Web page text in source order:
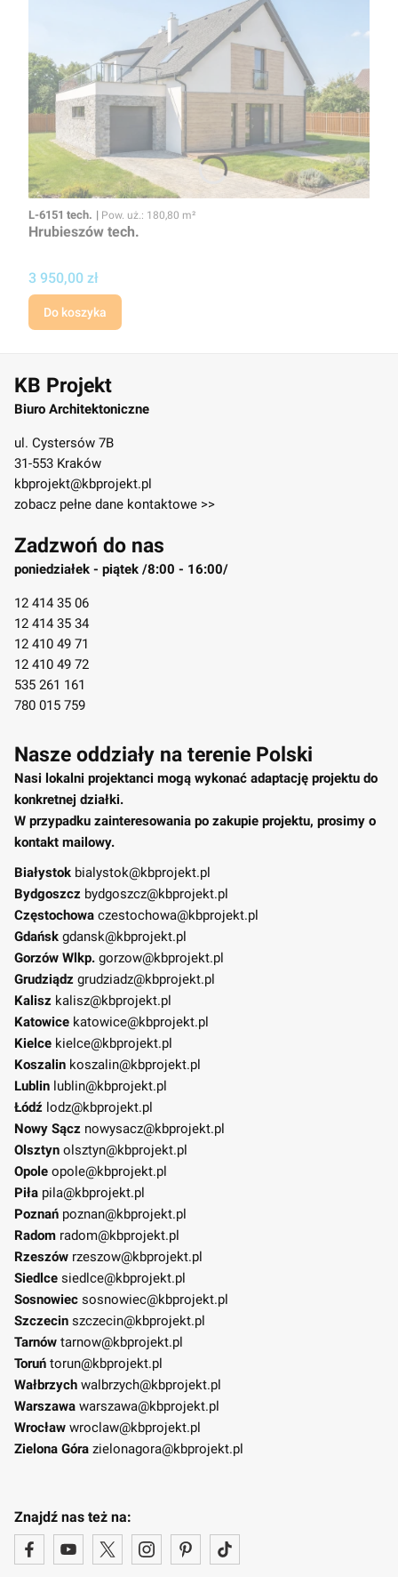
Kod
L-6151 tech. Powierzchnia użytkowa
Pow. uż.: 180,80 m²
Hrubieszów tech.
Cena
3 950,00 zł
Do koszyka
KB Projekt
Biuro Architektoniczne
ul. Cystersów 7B
31-553 Kraków
kbprojekt@kbprojekt.pl
zobacz pełne dane kontaktowe >>
Zadzwoń do nas
poniedziałek - piątek /8:00 - 16:00/
12 414 35 06
12 414 35 34
12 410 49 71
12 410 49 72
535 261 161
780 015 759
Nasze oddziały na terenie Polski
Nasi lokalni projektanci mogą wykonać adaptację projektu do
konkretnej działki.
W przypadku zainteresowania po zakupie projektu, prosimy o
kontakt mailowy.
Białystok bialystok@kbprojekt.pl
Bydgoszcz bydgoszcz@kbprojekt.pl
Częstochowa czestochowa@kbprojekt.pl
Gdańsk gdansk@kbprojekt.pl
Gorzów Wlkp. gorzow@kbprojekt.pl
Grudziądz grudziadz@kbprojekt.pl
Kalisz kalisz@kbprojekt.pl
Katowice katowice@kbprojekt.pl
Kielce kielce@kbprojekt.pl
Koszalin koszalin@kbprojekt.pl
Lublin lublin@kbprojekt.pl
Łódź lodz@kbprojekt.pl
Nowy Sącz nowysacz@kbprojekt.pl
Olsztyn olsztyn@kbprojekt.pl
Opole opole@kbprojekt.pl
Piła pila@kbprojekt.pl
Poznań poznan@kbprojekt.pl
Radom radom@kbprojekt.pl
Rzeszów rzeszow@kbprojekt.pl
Siedlce siedlce@kbprojekt.pl
Sosnowiec sosnowiec@kbprojekt.pl
Szczecin szczecin@kbprojekt.pl
Tarnów tarnow@kbprojekt.pl
Toruń torun@kbprojekt.pl
Wałbrzych walbrzych@kbprojekt.pl
Warszawa warszawa@kbprojekt.pl
Wrocław wroclaw@kbprojekt.pl
Zielona Góra zielonagora@kbprojekt.pl
Znajdź nas też na: